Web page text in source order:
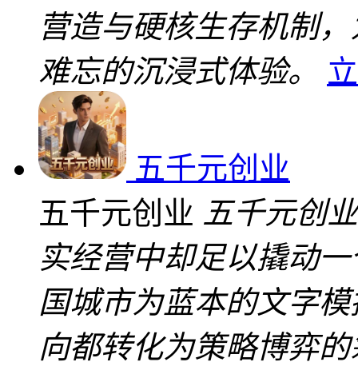
营造与硬核生存机制
难忘的沉浸式体验。
五千元创业
五千元创业 五千元创
实经营中却足以撬动
国城市为蓝本的文字
向都转化为策略博弈